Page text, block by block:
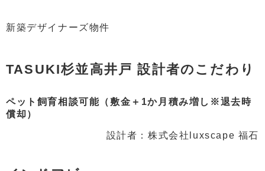
新築デザイナーズ物件
TASUKI杉並高井戸 設計者のこだわり
ペット飼育相談可能（敷金＋1か月積み増し※退去時
償却）
設計者：株式会社luxscape 福石